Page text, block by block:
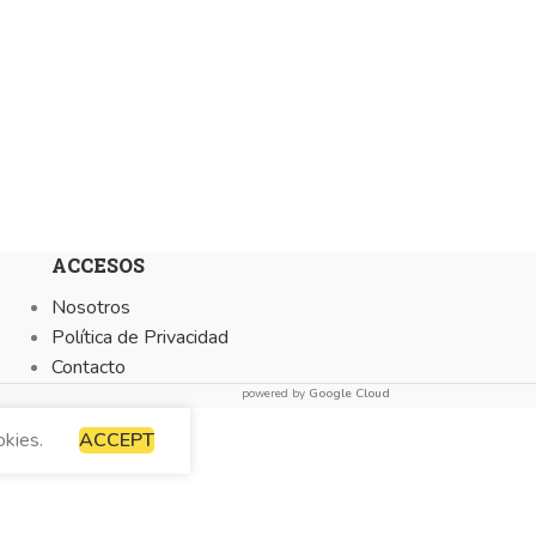
ACCESOS
Nosotros
Política de Privacidad
Contacto
powered by Google Cloud
ACCEPT